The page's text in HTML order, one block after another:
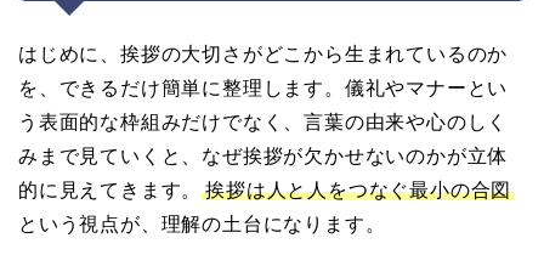
はじめに、挨拶の大切さがどこから生まれているのか
を、できるだけ簡単に整理します。儀礼やマナーとい
う表面的な枠組みだけでなく、言葉の由来や心のしく
みまで見ていくと、なぜ挨拶が欠かせないのかが立体
的に見えてきます。挨拶は人と人をつなぐ最小の合図
という視点が、理解の土台になります。